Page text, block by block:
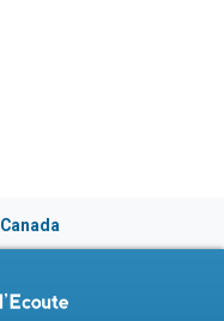
Canada